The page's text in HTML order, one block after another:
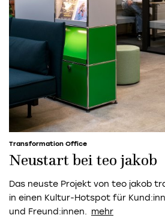
Transformation Office
Neustart bei teo jakob
Das neuste Projekt von teo jakob
in einen Kultur-Hotspot für
und Freund:innen.